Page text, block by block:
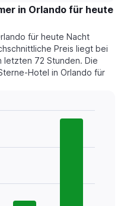
in Orlando für heute
für heute Nacht
Preis liegt bei
letzten 72 Stunden. Die
Hotel in Orlando für